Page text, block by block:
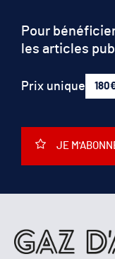
Pour
les articles
Prix unique
JE